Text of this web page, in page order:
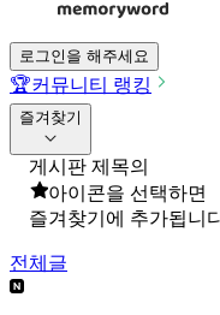
로그인을 해주세요
🏆커뮤니티 랭킹
즐겨찾기
게시판 제목의
아이콘을 선택하면
즐겨찾기에 추가됩니
전체글